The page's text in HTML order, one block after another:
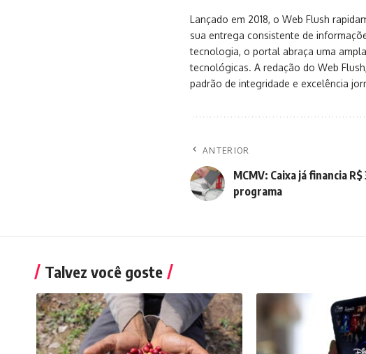
Lançado em 2018, o Web Flush
sua entrega consistente de
tecnologia, o portal abraça uma
tecnológicas. A redação do Web
padrão de integridade e excelência
ANTERIOR
MCMV: Caixa já financia
programa
Talvez você goste